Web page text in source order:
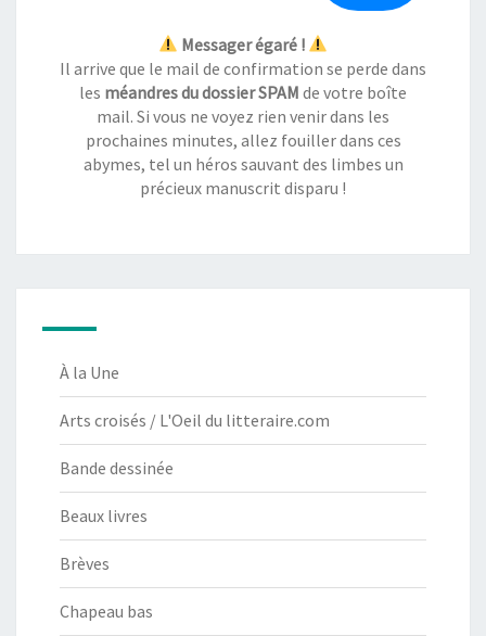
Messager égaré !
Il arrive que le mail de confirmation se perde dans
les méandres du dossier SPAM de votre boîte
mail. Si vous ne voyez rien venir dans les
prochaines minutes, allez fouiller dans ces
abymes, tel un héros sauvant des limbes un
précieux manuscrit disparu !
À la Une
Arts croisés / L'Oeil du litteraire.com
Bande dessinée
Beaux livres
Brèves
Chapeau bas